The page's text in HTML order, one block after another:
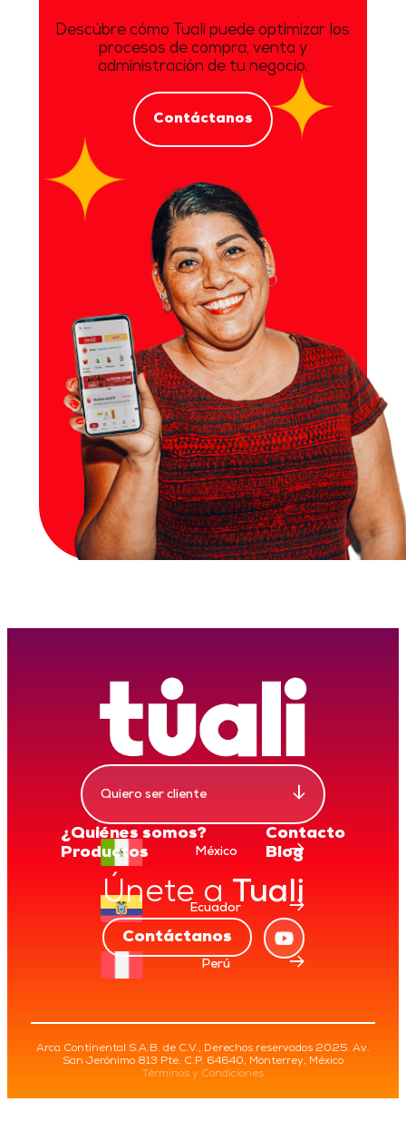
Descúbre cómo Tuali puede optimizar los
procesos de compra, venta y
administración de tu negocio.
Contáctanos
Quiero ser cliente ↓
México →
Ecuador →
Perú →
¿Quiénes somos?
Productos
Contacto
Blog
Únete a Tuali
Contáctanos
Arca Continental S.A.B. de C.V., Derechos reservados 2025. Av.
San Jerónimo 813 Pte. C.P. 64640, Monterrey, México
Términos y Condiciones